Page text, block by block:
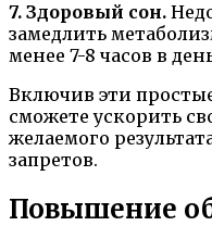
7. Здоровый сон.
замедлить
менее 7-8 часов в
Включив эти
сможете ускорить
желаемого
запретов.
Повышение